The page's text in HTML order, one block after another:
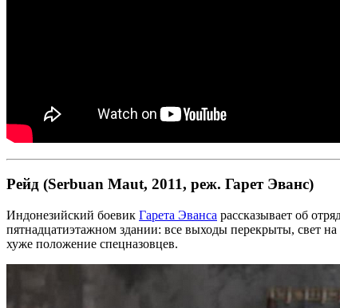
Рейд (Serbuan Maut, 2011, реж. Гарет Эванс)
Индонезийский боевик Гарета Эванса рассказывает об
пятнадцатиэтажном здании: все выходы перекрыты, свет
хуже положение спецназовцев.